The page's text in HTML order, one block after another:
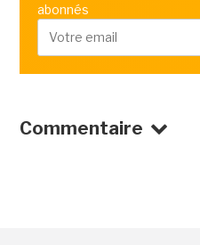
abonnés
Commentaire